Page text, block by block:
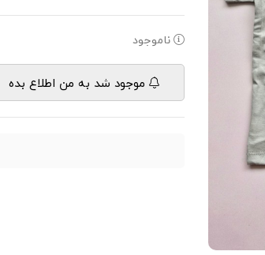
ناموجود
موجود شد به من اطلاع بده